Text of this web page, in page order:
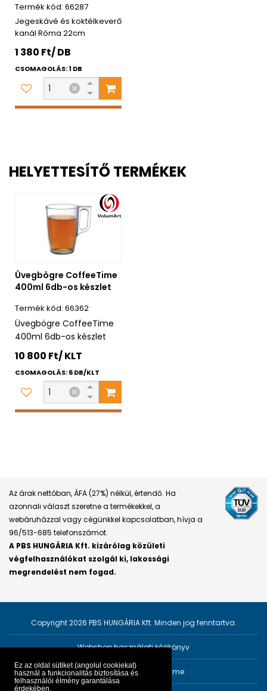
Ez az oldal sütiket (angolul cookiekat)
használ a funkcionalitás biztosítása és
felhasználói élmény garantálása
érdekében.
66287
Jegeskávé és koktélkeverő
kanál Róma 22cm
1 380 Ft/ DB
CSOMAGOLÁS: 1 DB
HELYETTESÍTŐ TERMÉKEK
Üvegbögre CoffeeTime
400ml 6db-os készlet
66362
Üvegbögre CoffeeTime
400ml 6db-os készlet
10 800 Ft/ KLT
CSOMAGOLÁS: 6 DB/KLT
Az árak nettóban, ÁFA (27%) nélkül, értendő. Ha
azonnali választ szeretne a termékekkel, a
webáruházzal vagy cégünkkel kapcsolatban, hívja a
96/513-685 telefonszámot.
A PBS HUNGÁRIA Kft. kizárólag közületi
végfelhasználókat szolgál ki, lakossági
megrendelést nem fogad.
Copyright 2026 PBS HUNGÁRIA Kft. Minden jog fenntartva.
Webshop használati kézikönyv
Személyes adatok védelme